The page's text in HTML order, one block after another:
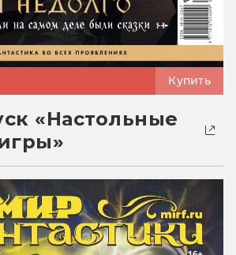
Купить
«Настольные